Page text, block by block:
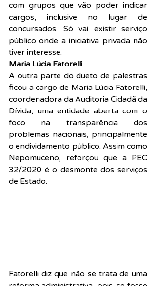
com grupos que vão poder indicar
cargos, inclusive no lugar de
concursados. Só vai existir serviço
público onde a iniciativa privada não
tiver interesse.
Maria Lúcia Fatorelli
A outra parte do dueto de palestras
ficou a cargo de Maria Lúcia Fatorelli,
coordenadora da Auditoria Cidadã da
Dívida, uma entidade aberta com o
foco na transparência dos
problemas nacionais, principalmente
o endividamento público. Assim como
Nepomuceno, reforçou que a PEC
32/2020 é o desmonte dos serviços
de Estado.
Fatorelli diz que não se trata de uma